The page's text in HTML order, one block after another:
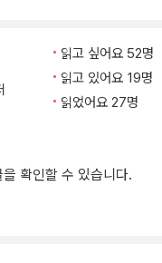
의 예외를 용인하려는 노
로 고안된 것이 토마스
톨릭교회의 『그레고리
령을 금지하고, 유대인
읽고 싶어요 52명
읽고 있어요 19명
읽었어요 27명
확인할 수 있습니다.